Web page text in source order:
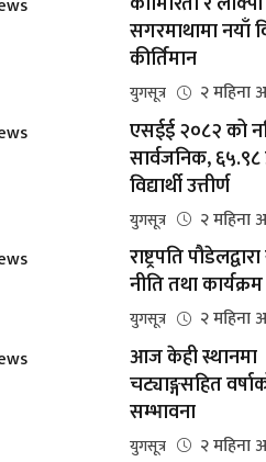
सगरमाथामा नयाँ
कीर्तिमान
युगसूत्र २ महिना
एसईई २०८२ को
सार्वजनिक, ६५.९८
विद्यार्थी उत्तीर्ण
युगसूत्र २ महिना
राष्ट्रपति
नीति तथा
युगसूत्र २ महिना
आज केही स्थानमा
चट्याङ्गसहित
सम्भावना
युगसूत्र २ महिना